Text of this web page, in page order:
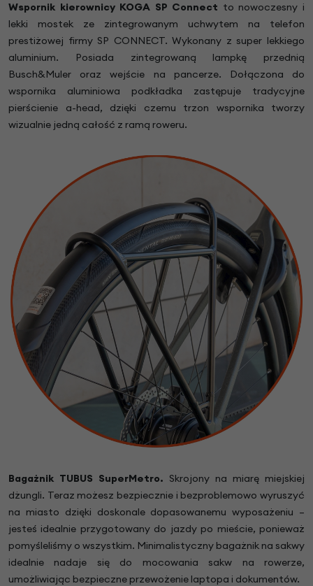
Wspornik kierownicy KOGA SP Connect to nowoczesny i
lekki mostek ze zintegrowanym uchwytem na telefon
prestiżowej firmy SP CONNECT. Wykonany z super lekkiego
aluminium. Posiada zintegrowaną lampkę przednią
Busch&Muler oraz wejście na pancerze. Dołączona do
wspornika aluminiowa podkładka zastępuje tradycyjne
pierścienie a-head, dzięki czemu trzon wspornika tworzy
wizualnie jedną całość z ramą roweru.
Bagażnik TUBUS SuperMetro. Skrojony na miarę miejskiej
dżungli. Teraz możesz bezpiecznie i bezproblemowo wyruszyć
na miasto dzięki doskonale dopasowanemu wyposażeniu –
jesteś idealnie przygotowany do jazdy po mieście, ponieważ
pomyśleliśmy o wszystkim. Minimalistyczny bagażnik na sakwy
idealnie nadaje się do mocowania sakw na rowerze,
umożliwiając bezpieczne przewożenie laptopa i dokumentów.